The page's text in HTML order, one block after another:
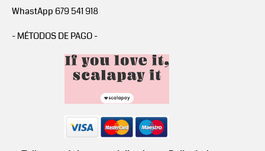
WhastApp 679 541 918
- MÉTODOS DE PAGO -